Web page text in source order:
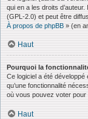
qui en a les droits
(GPL-2.0) et peut être
À propos de phpBB » (en
Haut
Pourquoi la
Ce logiciel a été
qu’une fonctionnalité
où vous pouvez voter pour
Haut